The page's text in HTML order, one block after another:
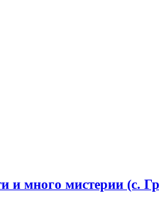
много мистерии (с.